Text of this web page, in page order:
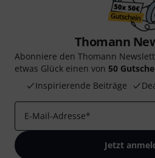
Thomann
Abonniere den Thomann
etwas Glück einen von 50
Inspirierende Beiträge
E-Mail-Adresse*
Jetzt